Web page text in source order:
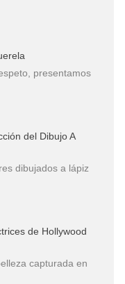
presentamos
del Dibujo A
dibujados a lápiz
de Hollywood
capturada en